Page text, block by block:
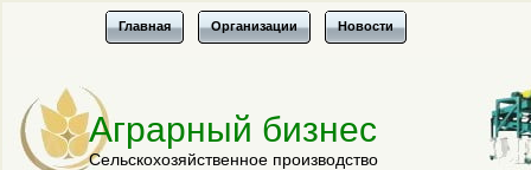
Главная Организации Новости
Аграрный бизнес
Сельскохозяйственное производство